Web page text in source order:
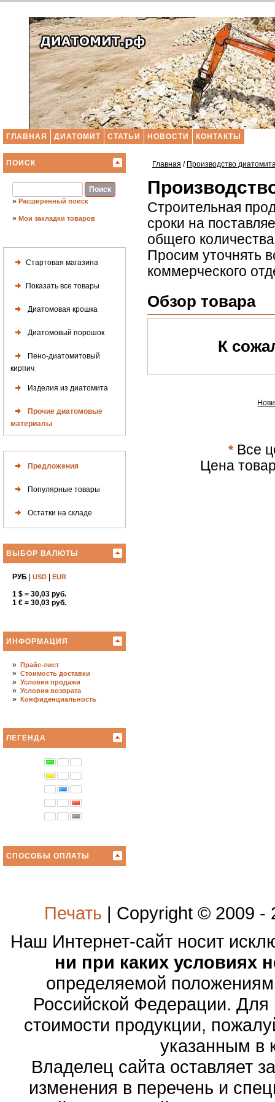
ГЛАВНАЯ ДИАТОМИТ СТАТЬИ НОВОСТИ КОНТАКТЫ
ПОИСК
» Расширенный поиск
» Мои закладки товаров
Стартовая магазина
Показать все товары
Диатомовая крошка
Диатомовый порошок
Пено-диатомитовый
кирпич
Изделия из диатомита
Прочие диатомовые
материалы
Предложения
Популярные товары
Остатки на складе
ВЫБОР ВАЛЮТЫ
РУБ USD EUR
1 $ = 30,03 руб.
1 € = 30,03 руб.
ИНФОРМАЦИЯ
» Прайс-лист
» Стоимость доставки
» Условия продажи
» Условия возврата
» Конфиденциальность
ЛЕГЕНДА
СПОСОБЫ ОПЛАТЫ
Главная / Производство
Строительная
сроки на
общего
Просим уточнять
коммерческого
Обзор товара
К
* Все
Цена
Печать | Copyright © 2009 -
Наш Интернет-сайт носит
ни при каких условиях
определяемой
Российской Федерации.
стоимости продукции,
указанным в
Владелец сайта оставляет
изменения в перечень и